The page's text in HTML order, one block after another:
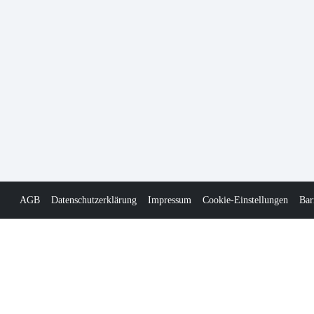
AGB Datenschutzerklärung Impressum Cookie-Einstellungen